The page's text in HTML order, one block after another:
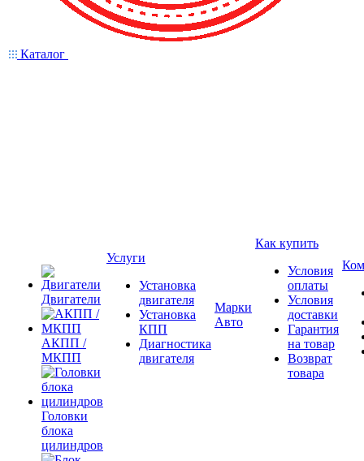
Каталог
Двигатели
АКПП /
МКПП
Головки
блока
цилиндров
Услуги
Установка
двигателя
Установка
КПП
Диагностика
двигателя
Марки
Авто
Как купить
Условия
оплаты
Условия
доставки
Гарантия
на товар
Возврат
товара